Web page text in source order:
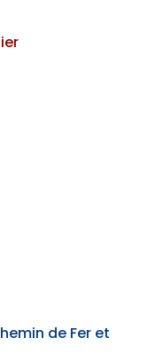
de Fer et